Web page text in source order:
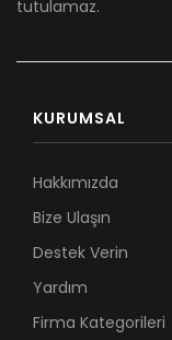
tutulamaz.
KURUMSAL
Hakkımızda
Bize Ulaşın
Destek Verin
Yardım
Firma Kategorileri